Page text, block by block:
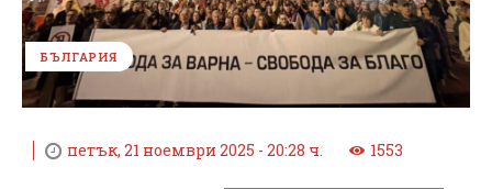
БЪЛГАРИЯ
петък, 21 ноември 2025 - 20:28 ч. 1553